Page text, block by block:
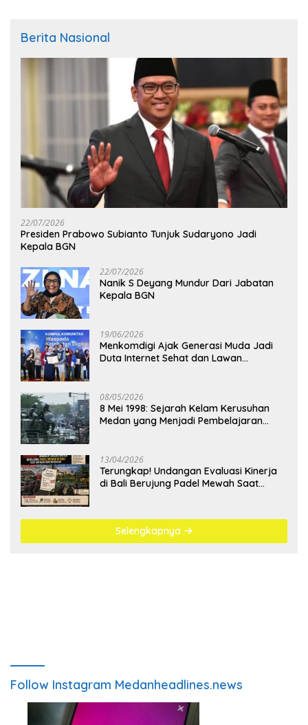
Berita Nasional
22/07/2026
Presiden Prabowo Subianto Tunjuk Sudaryono Jadi
Kepala BGN
22/07/2026
Nanik S Deyang Mundur Dari Jabatan
Kepala BGN
19/06/2026
Menkomdigi Ajak Generasi Muda Jadi
Duta Internet Sehat dan Lawan
08/05/2026
8 Mei 1998: Sejarah Kelam Kerusuhan
Medan yang Menjadi Pembelajaran
13/04/2026
Terungkap! Undangan Evaluasi Kinerja
di Bali Berujung Padel Mewah Saat
Selengkapnya
Follow Instagram Medanheadlines.news